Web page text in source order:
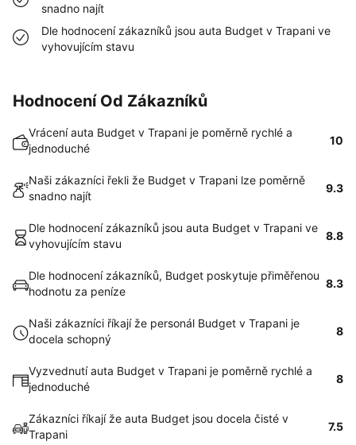
snadno najít
Dle hodnocení zákazníků jsou auta Budget v Trapani ve
vyhovujícím stavu
Hodnocení Od Zákazníků
Vrácení auta Budget v Trapani je poměrně rychlé a
jednoduché
10
Naši zákazníci řekli že Budget v Trapani lze poměrně
snadno najít
9.3
Dle hodnocení zákazníků jsou auta Budget v Trapani ve
vyhovujícím stavu
8.8
Dle hodnocení zákazníků, Budget poskytuje přiměřenou
hodnotu za peníze
8.3
Naši zákazníci říkají že personál Budget v Trapani je
docela schopný
8
Vyzvednutí auta Budget v Trapani je poměrně rychlé a
jednoduché
8
Zákazníci říkají že auta Budget jsou docela čisté v
Trapani
7.5